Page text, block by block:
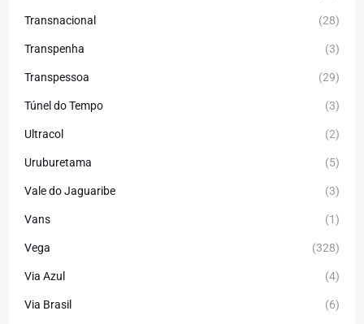
Transnacional (28)
Transpenha (3)
Transpessoa (29)
Túnel do Tempo (3)
Ultracol (2)
Uruburetama (5)
Vale do Jaguaribe (3)
Vans (1)
Vega (328)
Via Azul (4)
Via Brasil (6)